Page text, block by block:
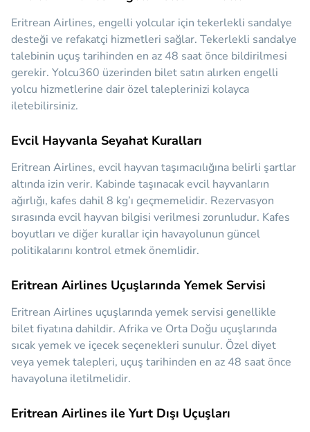
Eritrean Airlines, engelli yolcular için tekerlekli sandalye
desteği ve refakatçi hizmetleri sağlar. Tekerlekli sandalye
talebinin uçuş tarihinden en az 48 saat önce bildirilmesi
gerekir. Yolcu360 üzerinden bilet satın alırken engelli
yolcu hizmetlerine dair özel taleplerinizi kolayca
iletebilirsiniz.
Evcil Hayvanla Seyahat Kuralları
Eritrean Airlines, evcil hayvan taşımacılığına belirli şartlar
altında izin verir. Kabinde taşınacak evcil hayvanların
ağırlığı, kafes dahil 8 kg’ı geçmemelidir. Rezervasyon
sırasında evcil hayvan bilgisi verilmesi zorunludur. Kafes
boyutları ve diğer kurallar için havayolunun güncel
politikalarını kontrol etmek önemlidir.
Eritrean Airlines Uçuşlarında Yemek Servisi
Eritrean Airlines uçuşlarında yemek servisi genellikle
bilet fiyatına dahildir. Afrika ve Orta Doğu uçuşlarında
sıcak yemek ve içecek seçenekleri sunulur. Özel diyet
veya yemek talepleri, uçuş tarihinden en az 48 saat önce
havayoluna iletilmelidir.
Eritrean Airlines ile Yurt Dışı Uçuşları